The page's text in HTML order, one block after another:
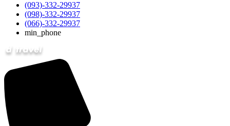
(093)-332-29937
(098)-332-29937
(066)-332-29937
min_phone